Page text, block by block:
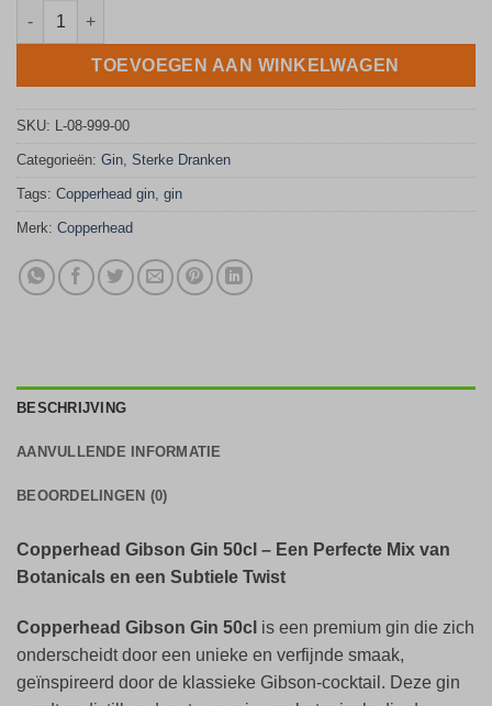
Copperhead Gibson Gin 50cl aantal
TOEVOEGEN AAN WINKELWAGEN
SKU: L-08-999-00
Categorieën: Gin, Sterke Dranken
Tags: Copperhead gin, gin
Merk: Copperhead
BESCHRIJVING
AANVULLENDE INFORMATIE
BEOORDELINGEN (0)
Copperhead Gibson Gin 50cl – Een Perfecte Mix van
Botanicals en een Subtiele Twist
Copperhead Gibson Gin 50cl is een premium gin die zich
onderscheidt door een unieke en verfijnde smaak,
geïnspireerd door de klassieke Gibson-cocktail. Deze gin